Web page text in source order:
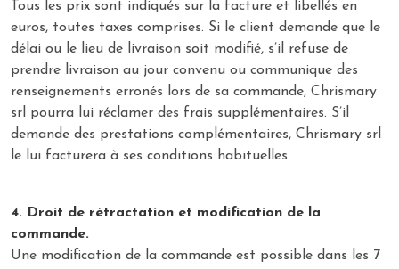
Tous les prix sont indiqués sur la facture et libellés en
euros, toutes taxes comprises. Si le client demande que le
délai ou le lieu de livraison soit modifié, s’il refuse de
prendre livraison au jour convenu ou communique des
renseignements erronés lors de sa commande, Chrismary
srl pourra lui réclamer des frais supplémentaires. S’il
demande des prestations complémentaires, Chrismary srl
le lui facturera à ses conditions habituelles.
4. Droit de rétractation et modification de la
commande.
Une modification de la commande est possible dans les 7